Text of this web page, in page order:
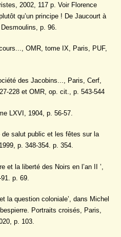
2002, 117 p. Voir Florence
qu’un principe ! De Jaucourt à
p. 96.
OMR, tome IX, Paris, PUF,
des Jacobins..., Paris, Cerf,
228 et OMR, op. cit., p. 543-544
LXVI, 1904, p. 56-57.
de salut public et les fêtes sur la
p. 348-354. p. 354.
et la liberté des Noirs en l’an II ’,
p. 69.
la question coloniale’, dans Michel
Portraits croisés, Paris,
p. 103.